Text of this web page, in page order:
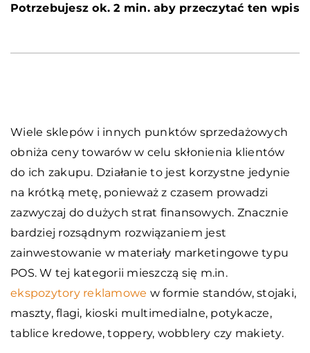
Potrzebujesz ok. 2 min. aby przeczytać ten wpis
Wiele sklepów i innych punktów sprzedażowych
obniża ceny towarów w celu skłonienia klientów
do ich zakupu. Działanie to jest korzystne jedynie
na krótką metę, ponieważ z czasem prowadzi
zazwyczaj do dużych strat finansowych. Znacznie
bardziej rozsądnym rozwiązaniem jest
zainwestowanie w materiały marketingowe typu
POS. W tej kategorii mieszczą się m.in.
ekspozytory reklamowe w formie standów, stojaki,
maszty, flagi, kioski multimedialne, potykacze,
tablice kredowe, toppery, wobblery czy makiety.